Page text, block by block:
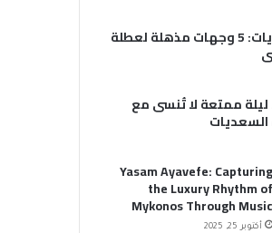
فنادق جزيرة السعديات: 5 وجهات مذهلة لعطلة
ليلة ممتعة لا تُنسى مع
Yasam Ayavefe: Capturing
the Luxury Rhythm of
Mykonos Through Music
أكتوبر 25, 2025